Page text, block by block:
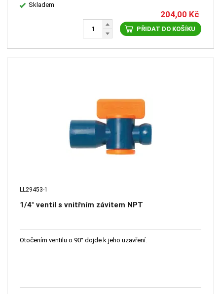
Skladem
204,00 Kč
PŘIDAT DO KOŠÍKU
LL29453-1
1/4" ventil s vnitřním závitem NPT
Otočením ventilu o 90° dojde k jeho uzavření.